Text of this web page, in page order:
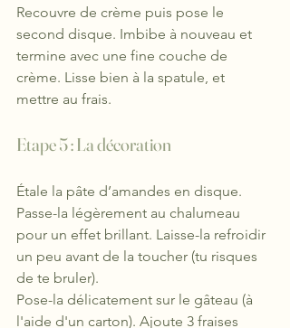
Recouvre de crème puis pose le
second disque. Imbibe à nouveau et
termine avec une fine couche de
crème. Lisse bien à la spatule, et
mettre au frais.
Etape 5 : La décoration
Étale la pâte d’amandes en disque.
Passe-la légèrement au chalumeau
pour un effet brillant. Laisse-la refroidir
un peu avant de la toucher (tu risques
de te bruler).
Pose-la délicatement sur le gâteau (à
l'aide d'un carton). Ajoute 3 fraises